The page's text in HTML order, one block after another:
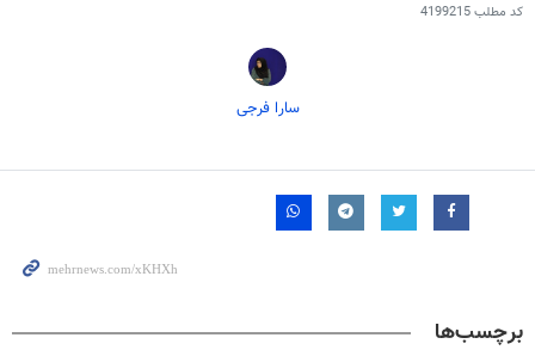
کد مطلب4199215
سارا فرجی
برچسب‌ها